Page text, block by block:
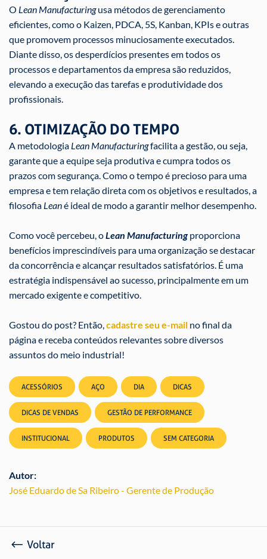
O Lean Manufacturingusa métodos de gerenciamento
eficientes, como o Kaizen, PDCA, 5S, Kanban, KPIs e outras
que promovem processos minuciosamente executados.
Diante disso, os desperdícios presentes em todos os
processos e departamentos da empresa são reduzidos,
elevando a execução das tarefas e produtividade dos
profissionais.
6. OTIMIZAÇÃO DO TEMPO
A metodologia Lean Manufacturingfacilita a gestão, ou seja,
garante que a equipe seja produtiva e cumpra todos os
prazos com segurança. Como o tempo é precioso para uma
empresa e tem relação direta com os objetivos e resultados, a
filosofia Leané ideal de modo a garantir melhor desempenho.
Como você percebeu, oLean Manufacturing proporciona
benefícios imprescindíveis para uma organização se destacar
da concorrência e alcançar resultados satisfatórios. É uma
estratégia indispensável ao sucesso, principalmente em um
mercado exigente e competitivo.
Gostou do post? Então,cadastre seu e-mail no final da
página e receba conteúdos relevantes sobre diversos
assuntos do meio industrial!
ACESSÓRIOS AÇO DIA DICAS
DICAS DE VENDAS GESTÃO DE PERFORMANCE
INSTITUCIONAL PRODUTOS SEM CATEGORIA
Autor:
José Eduardo de Sa Ribeiro - Gerente de Produção
Voltar